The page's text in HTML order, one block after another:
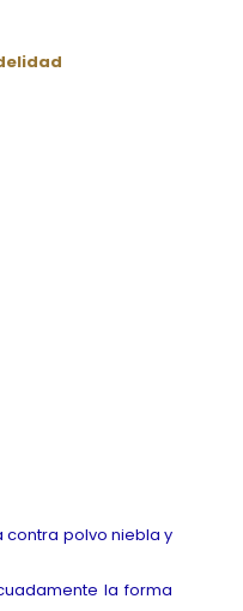
contra polvo niebla y
la forma